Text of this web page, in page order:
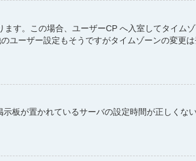
す。この場合、ユーザーCP へ入室してタイム
ユーザー設定もそうですがタイムゾーンの変更
板が置かれているサーバの設定時間が正しくな